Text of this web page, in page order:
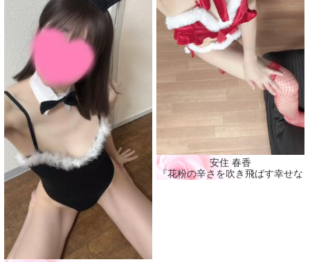
安住 春香
『花粉の辛さを吹き飛ばす幸せな